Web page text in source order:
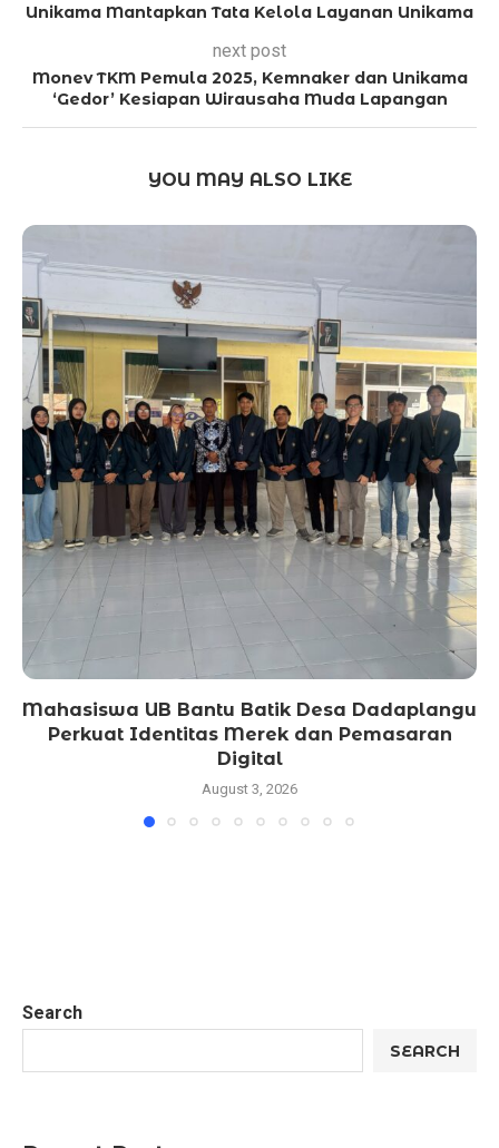
Unikama Mantapkan Tata Kelola Layanan Unikama
next post
Monev TKM Pemula 2025, Kemnaker dan Unikama
‘Gedor’ Kesiapan Wirausaha Muda Lapangan
YOU MAY ALSO LIKE
Mahasiswa UB Bantu Batik Desa Dadaplangu
Perkuat Identitas Merek dan Pemasaran
Digital
August 3, 2026
Search
SEARCH